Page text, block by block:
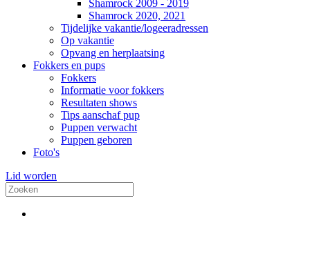
Shamrock 2009 - 2019
Shamrock 2020, 2021
Tijdelijke vakantie/logeeradressen
Op vakantie
Opvang en herplaatsing
Fokkers en pups
Fokkers
Informatie voor fokkers
Resultaten shows
Tips aanschaf pup
Puppen verwacht
Puppen geboren
Foto's
Lid worden